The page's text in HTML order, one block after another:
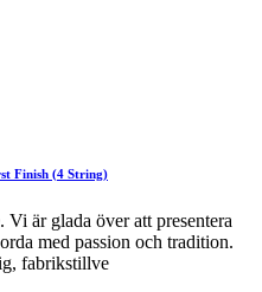
Finish (4 String)
är glada över att presentera
med passion och tradition.
fabrikstillve